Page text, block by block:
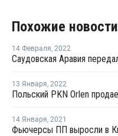
Похожие новости
14 Февраля, 2022
13 Января, 2022
14 Января, 2021